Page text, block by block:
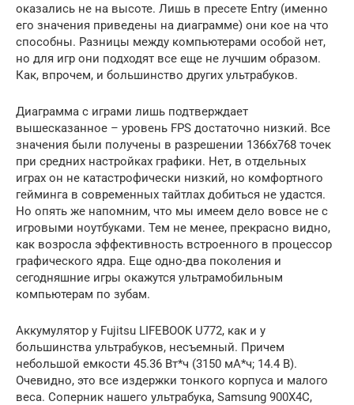
оказались не на высоте. Лишь в пресете Entry (именно
его значения приведены на диаграмме) они кое на что
способны. Разницы между компьютерами особой нет,
но для игр они подходят все еще не лучшим образом.
Как, впрочем, и большинство других ультрабуков.
Диаграмма с играми лишь подтверждает
вышесказанное – уровень FPS достаточно низкий. Все
значения были получены в разрешении 1366х768 точек
при средних настройках графики. Нет, в отдельных
играх он не катастрофически низкий, но комфортного
гейминга в современных тайтлах добиться не удастся.
Но опять же напомним, что мы имеем дело вовсе не с
игровыми ноутбуками. Тем не менее, прекрасно видно,
как возросла эффективность встроенного в процессор
графического ядра. Еще одно-два поколения и
сегодняшние игры окажутся ультрамобильным
компьютерам по зубам.
Аккумулятор у Fujitsu LIFEBOOK U772, как и у
большинства ультрабуков, несъемный. Причем
небольшой емкости 45.36 Вт*ч (3150 мА*ч; 14.4 В).
Очевидно, это все издержки тонкого корпуса и малого
веса. Соперник нашего ультрабука, Samsung 900X4C,